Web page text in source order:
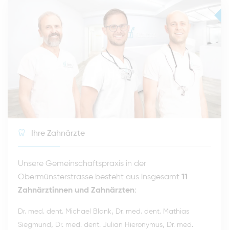
Ihre Zahnärzte
Unsere Gemeinschaftspraxis in der
Obermünsterstrasse besteht aus insgesamt 11
Zahnärztinnen und Zahnärzten:
Dr. med. dent. Michael Blank, Dr. med. dent. Mathias
Siegmund , Dr. med. dent. Julian Hieronymus, Dr. med.